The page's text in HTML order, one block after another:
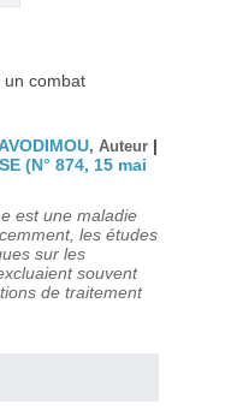
un combat
, Auteur |
(N° 874, 15 mai
est une maladie
les études
sur les
souvent
de traitement